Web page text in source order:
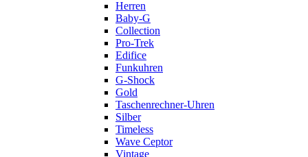
Herren
Baby-G
Collection
Pro-Trek
Edifice
Funkuhren
G-Shock
Gold
Taschenrechner-Uhren
Silber
Timeless
Wave Ceptor
Vintage